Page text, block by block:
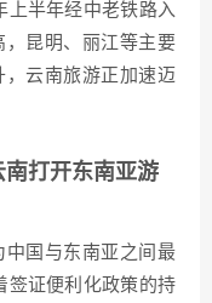
上半年经中老铁路入
昆明、丽江等主要
云南旅游正加速迈
打开东南亚游
中国与东南亚之间最
签证便利化政策的持